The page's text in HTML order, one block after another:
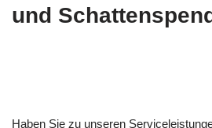
und
Haben Sie zu unseren